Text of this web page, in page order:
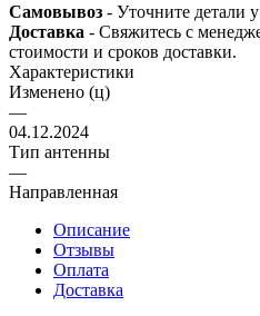
Самовывоз - Уточните детали
Доставка - Свяжитесь с
стоимости и сроков доставки.
Характеристики
Изменено (ц)
—
04.12.2024
Тип антенны
—
Направленная
Описание
Отзывы
Оплата
Доставка